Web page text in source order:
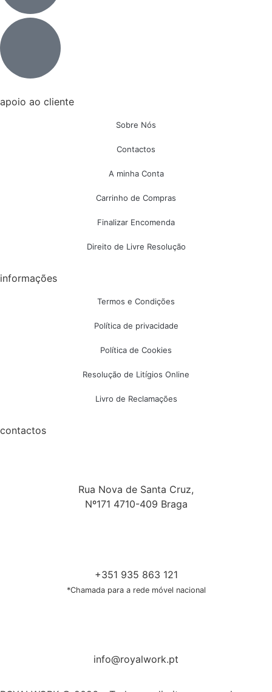
apoio ao cliente
Sobre Nós
Contactos
A minha Conta
Carrinho de Compras
Finalizar Encomenda
Direito de Livre Resolução
informações
Termos e Condições
Política de privacidade
Política de Cookies
Resolução de Litígios Online
Livro de Reclamações
contactos
Rua Nova de Santa Cruz,
Nº171 4710-409 Braga
+351 935 863 121
*Chamada para a rede móvel nacional
info@royalwork.pt